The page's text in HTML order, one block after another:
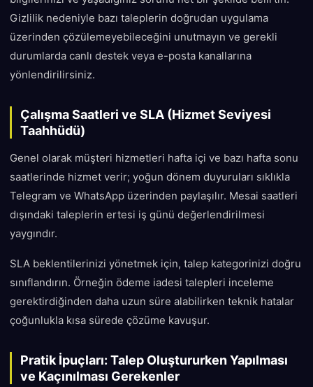
Gizlilik nedeniyle bazı taleplerin doğrudan uygulama
üzerinden çözülemeyebileceğini unutmayın ve gerekli
durumlarda canlı destek veya e-posta kanallarına
yönlendirilirsiniz.
Çalışma Saatleri ve SLA (Hizmet Seviyesi
Taahhüdü)
Genel olarak müşteri hizmetleri hafta içi ve bazı hafta sonu
saatlerinde hizmet verir; yoğun dönem duyuruları sıklıkla
Telegram ve WhatsApp üzerinden paylaşılır. Mesai saatleri
dışındaki taleplerin ertesi iş günü değerlendirilmesi
yaygındır.
SLA beklentilerinizi yönetmek için, talep kategorinizi doğru
sınıflandırın. Örneğin ödeme iadesi talepleri inceleme
gerektirdiğinden daha uzun süre alabilirken teknik hatalar
çoğunlukla kısa sürede çözüme kavuşur.
Pratik İpuçları: Talep Oluştururken Yapılması
ve Kaçınılması Gerekenler